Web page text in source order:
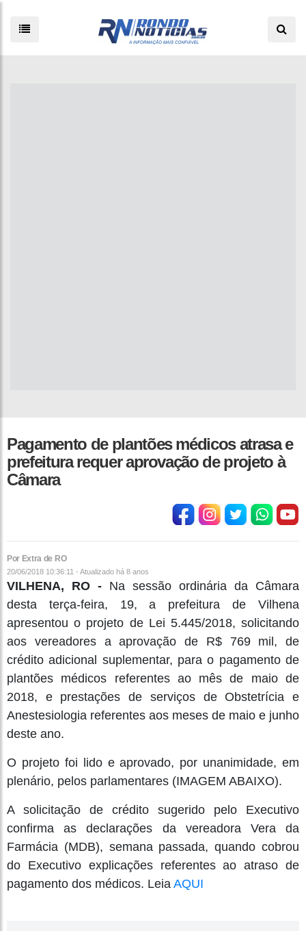
Pagamento de plantões médicos atrasa e
prefeitura requer aprovação de projeto à
Câmara
Por Extra de RO
20/06/2018 10:36:11 - Atualizado há 8 anos
VILHENA, RO - Na sessão ordinária da Câmara
desta terça-feira, 19, a prefeitura de Vilhena
apresentou o projeto de Lei 5.445/2018, solicitando
aos vereadores a aprovação de R$ 769 mil, de
crédito adicional suplementar, para o pagamento de
plantões médicos referentes ao mês de maio de
2018, e prestações de serviços de Obstetrícia e
Anestesiologia referentes aos meses de maio e junho
deste ano.
O projeto foi lido e aprovado, por unanimidade, em
plenário, pelos parlamentares (IMAGEM ABAIXO).
A solicitação de crédito sugerido pelo Executivo
confirma as declarações da vereadora Vera da
Farmácia (MDB), semana passada, quando cobrou
do Executivo explicações referentes ao atraso de
pagamento dos médicos. Leia AQUI